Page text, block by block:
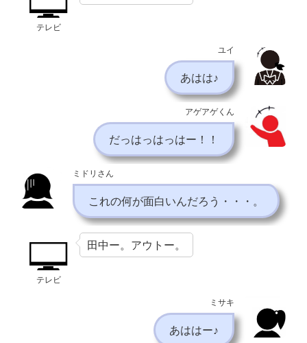
テレビ
ユイ
あはは♪
アゲアゲくん
だっはっはっはー！！
ミドリさん
これの何が面白いんだろう・・・。
テレビ
田中ー。アウトー。
ミサキ
あははー♪